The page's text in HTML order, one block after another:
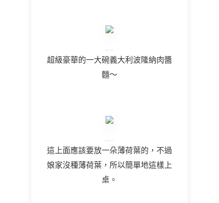
超級豪華的一大碗義大利波隆納肉醬
麵～
這上面應該要放一朵薄荷葉的，不過
娘家沒種薄荷葉，所以簡單地這樣上
桌。